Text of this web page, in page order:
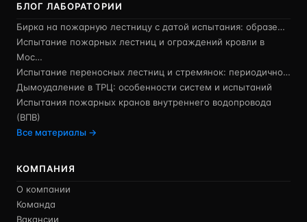
БЛОГ ЛАБОРАТОРИИ
Бирка на пожарную лестницу с датой испытания: образе…
Испытание пожарных лестниц и ограждений кровли в
Мос…
Испытание переносных лестниц и стремянок: периодично…
Дымоудаление в ТРЦ: особенности систем и испытаний
Испытания пожарных кранов внутреннего водопровода
(ВПВ)
Все материалы →
КОМПАНИЯ
О компании
Команда
Вакансии